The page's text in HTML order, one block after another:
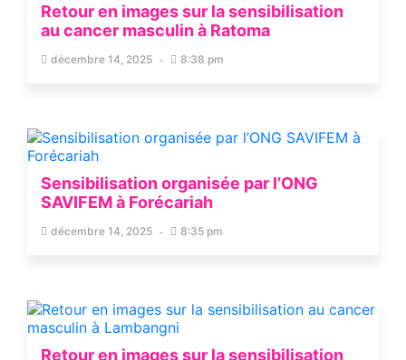
Retour en images sur la sensibilisation
au cancer masculin à Ratoma
décembre 14, 2025 8:38 pm
Sensibilisation organisée par l’ONG
SAVIFEM à Forécariah
décembre 14, 2025 8:35 pm
Retour en images sur la sensibilisation